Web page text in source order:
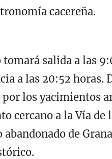
cacereña.
salida a las
a las 20:52
los yacimientos
cercano a la Vía de
de